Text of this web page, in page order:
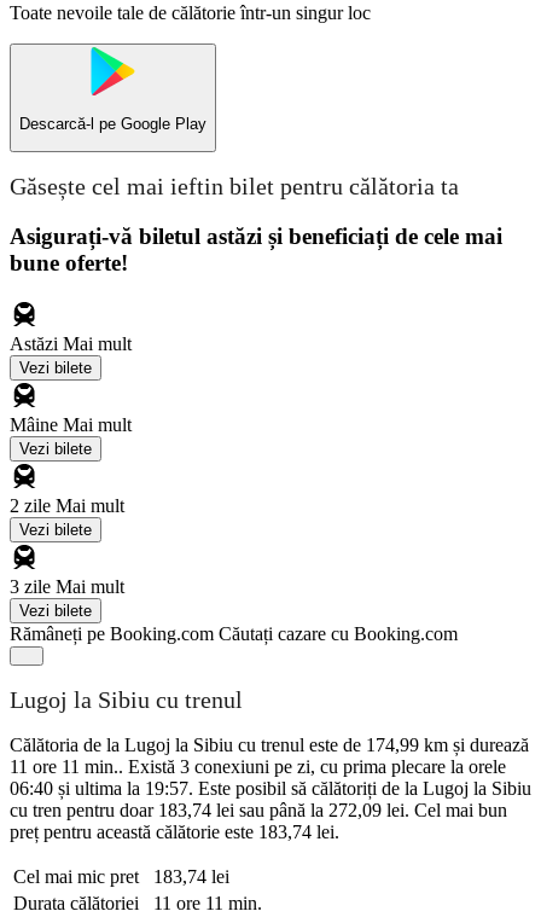
Toate nevoile tale de călătorie într-un singur loc
Descarcă-l pe Google Play
Găsește cel mai ieftin bilet pentru călătoria ta
Asigurați-vă biletul astăzi și beneficiați de cele mai
bune oferte!
Astăzi Mai mult
Vezi bilete
Mâine Mai mult
Vezi bilete
2 zile Mai mult
Vezi bilete
3 zile Mai mult
Vezi bilete
Rămâneți pe Booking.com Căutați cazare cu Booking.com
Lugoj la Sibiu cu trenul
Călătoria de la Lugoj la Sibiu cu trenul este de 174,99 km și durează
11 ore 11 min.. Există 3 conexiuni pe zi, cu prima plecare la orele
06:40 și ultima la 19:57. Este posibil să călătoriți de la Lugoj la Sibiu
cu tren pentru doar 183,74 lei sau până la 272,09 lei. Cel mai bun
preț pentru această călătorie este 183,74 lei.
Cel mai mic pret
183,74 lei
Durata călătoriei
11 ore 11 min.